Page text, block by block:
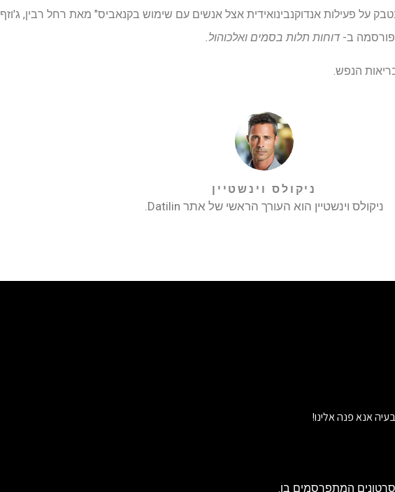
על פעילות אנדוקנבינואידית אצל אנשים עם שימוש בקנאביס" מאת רחל רבין, ג'וזף
פורסמה ב-דוחות תלות בסמים ואלכוהול.
הנפש.
ניקולס וינשטיין
ניקולס וינשטיין הוא העורך הראשי של אתר Datilin.
אנא פנה אלינו!
המתפרסמים בו.